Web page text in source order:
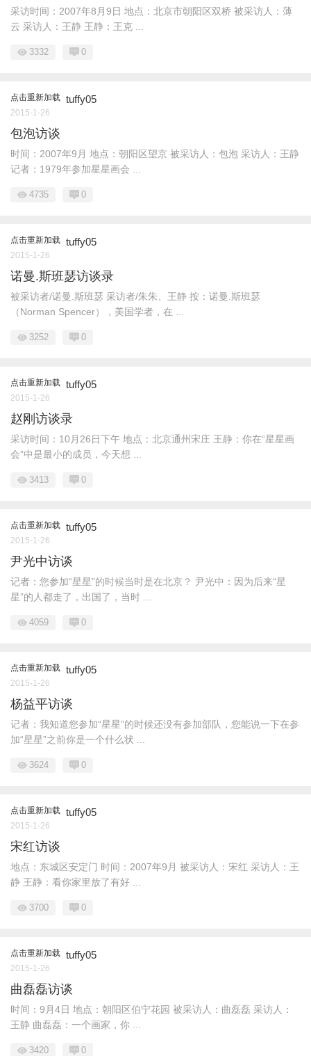
采访时间：2007年8月9日 地点：北京市朝阳区双桥 被采访人：薄
云 采访人：王静 王静：王克 ...
3332 0
点击重新加载 tuffy05
2015-1-26
包泡访谈
时间：2007年9月 地点：朝阳区望京 被采访人：包泡 采访人：王静
记者：1979年参加星星画会 ...
4735 0
点击重新加载 tuffy05
2015-1-26
诺曼.斯班瑟访谈录
被采访者/诺曼.斯班瑟 采访者/朱朱、王静 按：诺曼.斯班瑟
（Norman Spencer），美国学者，在 ...
3252 0
点击重新加载 tuffy05
2015-1-26
赵刚访谈录
采访时间：10月26日下午 地点：北京通州宋庄 王静：你在“星星画
会”中是最小的成员，今天想 ...
3413 0
点击重新加载 tuffy05
2015-1-26
尹光中访谈
记者：您参加“星星”的时候当时是在北京？ 尹光中：因为后来“星
星”的人都走了，出国了，当时 ...
4059 0
点击重新加载 tuffy05
2015-1-26
杨益平访谈
记者：我知道您参加“星星”的时候还没有参加部队，您能说一下在参
加“星星”之前你是一个什么状 ...
3624 0
点击重新加载 tuffy05
2015-1-26
宋红访谈
地点：东城区安定门 时间：2007年9月 被采访人：宋红 采访人：王
静 王静：看你家里放了有好 ...
3700 0
点击重新加载 tuffy05
2015-1-26
曲磊磊访谈
时间：9月4日 地点：朝阳区伯宁花园 被采访人：曲磊磊 采访人：
王静 曲磊磊：一个画家，你 ...
3420 0